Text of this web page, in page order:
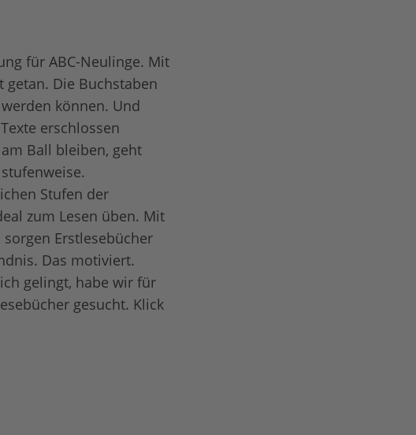
für ABC-Neulinge. Mit
Die Buchstaben
können. Und
erschlossen
Ball bleiben, geht
Stufen der
zum Lesen üben. Mit
Erstlesebücher
Das motiviert.
gelingt, habe wir für
gesucht. Klick